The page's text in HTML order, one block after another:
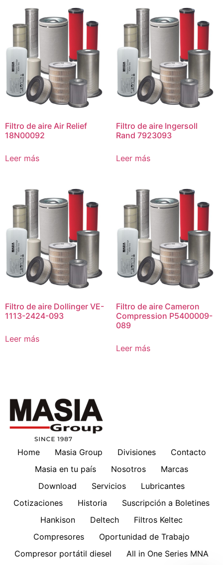
Filtro de aire Air Relief
18N00092
Leer más
Filtro de aire Ingersoll
Rand 7923093
Leer más
Filtro de aire Dollinger VE-
1113-2424-093
Leer más
Filtro de aire Cameron
Compression P5400009-
089
Leer más
Home Masia Group Divisiones
Contacto
Masia en tu país
Nosotros
Marcas
Download
Servicios
Lubricantes
Cotizaciones
Historia
Suscripción a Boletines
Hankison
Deltech
Filtros Keltec
Compresores
Oportunidad de Trabajo
Compresor portátil diesel
All in One Series MNA